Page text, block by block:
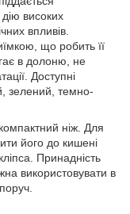
високих
впливів.
що робить її
в долоню, не
Доступні
зелений, темно-
ніж. Для
його до кишені
Принадність
використовувати в